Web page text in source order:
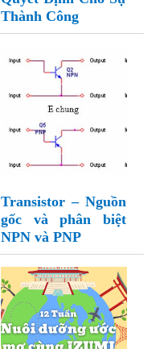
Thành Công
Transistor – Nguồn
gốc và phân biệt
NPN và PNP